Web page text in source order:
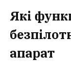
Які
апарат